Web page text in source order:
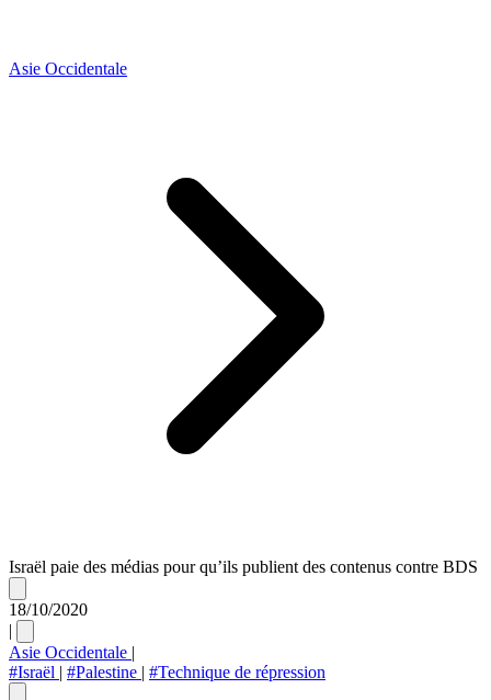
Asie Occidentale
Israël paie des médias pour qu’ils publient des contenus contre BDS
18/10/2020
|
Asie Occidentale |
#Israël | #Palestine | #Technique de répression